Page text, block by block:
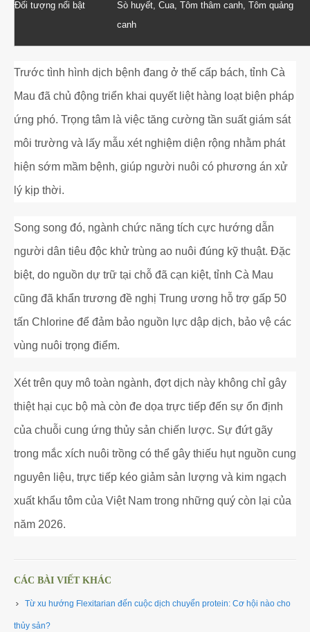
Đối tượng nổi bật
Sò huyết, Cua, Tôm thâm canh, Tôm quảng
canh
Trước tình hình dịch bệnh đang ở thế cấp bách, tỉnh Cà
Mau đã chủ động triển khai quyết liệt hàng loạt biện pháp
ứng phó. Trọng tâm là việc tăng cường tần suất giám sát
môi trường và lấy mẫu xét nghiệm diện rộng nhằm phát
hiện sớm mầm bệnh, giúp người nuôi có phương án xử
lý kịp thời.
Song song đó, ngành chức năng tích cực hướng dẫn
người dân tiêu độc khử trùng ao nuôi đúng kỹ thuật. Đặc
biệt, do nguồn dự trữ tại chỗ đã cạn kiệt, tỉnh Cà Mau
cũng đã khẩn trương đề nghị Trung ương hỗ trợ gấp 50
tấn Chlorine để đảm bảo nguồn lực dập dịch, bảo vệ các
vùng nuôi trọng điểm.
Xét trên quy mô toàn ngành, đợt dịch này không chỉ gây
thiệt hại cục bộ mà còn đe dọa trực tiếp đến sự ổn định
của chuỗi cung ứng thủy sản chiến lược. Sự đứt gãy
trong mắc xích nuôi trồng có thể gây thiếu hụt nguồn cung
nguyên liệu, trực tiếp kéo giảm sản lượng và kim ngạch
xuất khẩu tôm của Việt Nam trong những quý còn lại của
năm 2026.
CÁC BÀI VIẾT KHÁC
Từ xu hướng Flexitarian đến cuộc dịch chuyển protein: Cơ hội nào cho
thủy sản? ​